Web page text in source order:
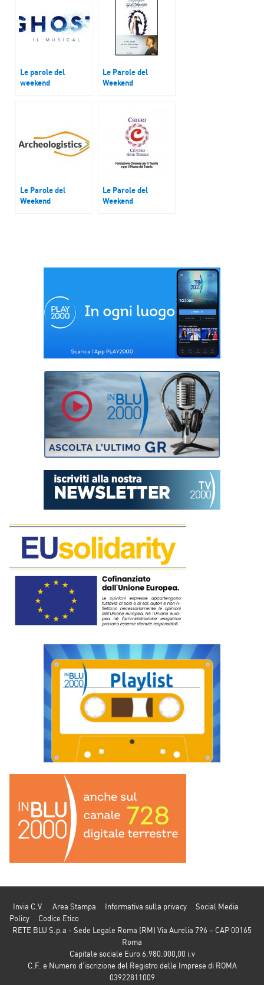
Le parole del
weekend
Le Parole del
Weekend
Le Parole del
Weekend
Le Parole del
Weekend
Invia C.V. Area Stampa Informativa sulla privacy
Social Media
Policy
Codice Etico
RETE BLU S.p.a - Sede Legale Roma (RM) Via Aurelia 796 – CAP 00165
Roma
Capitale sociale Euro 6.980.000,00 i.v
C.F. e Numero d’iscrizione del Registro delle Imprese di ROMA
03922811009